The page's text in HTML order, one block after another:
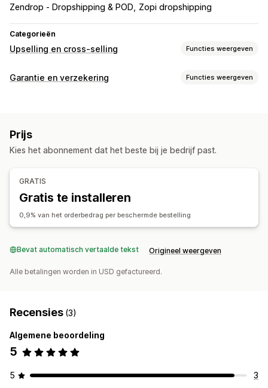
Zendrop ‑ Dropshipping & POD
Zopi dropshipping
Categorieën
Upselling en cross-selling Functies weergeven
Aanpassing
Aangepaste HTML
Aangepaste regels
Aanbiedingen en aanbevelingen
Garanties
Verzendbescherming
Analytics
Conversiepercentages
Aanbevelingsprestaties
Garantie en verzekering Functies weergeven
Beschadigde pakketten
Ruilen en retourneren
Aangepaste upselling
Claimbeheer
Prijs
Kies het abonnement dat het beste bij je bedrijf past.
GRATIS
Gratis te installeren
0,9% van het orderbedrag per beschermde bestelling
Bevat automatisch vertaalde tekst Origineel weergeven
Alle betalingen worden in USD gefactureerd.
Recensies (3)
Algemene beoordeling
5
5
3